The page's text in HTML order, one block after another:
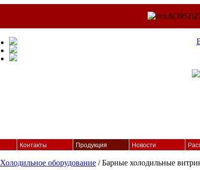
Контакты Продукция Новости
Холодильное оборудование / Барные холодильные